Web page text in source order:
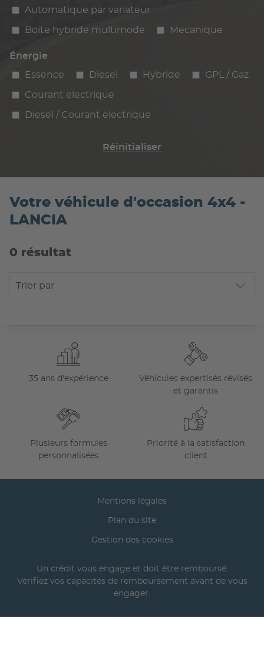
Automatique par variateur
Boite hybride multimode Mecanique
Énergie
Essence
Diesel Hybride GPL / Gaz
Courant electrique
Diesel / Courant electrique
Réinitialiser
Votre véhicule d'occasion 4x4 -
LANCIA
0 résultat
Trier par
35 ans d'expérience
Véhicules expertisés révisés
et garantis
Plusieurs formules
personnalisées
Priorité à la satisfaction
client
Mentions légales
Plan du site
Gestion des cookies
Un crédit vous engage et doit être remboursé.
Vérifiez vos capacités de remboursement avant de vous
engager.